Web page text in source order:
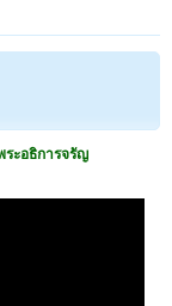
ะอธิการจรัญ